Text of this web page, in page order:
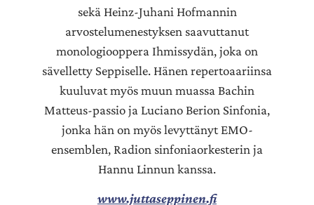
sekä Heinz-Juhani Hofmannin
arvostelumenestyksen saavuttanut
monologiooppera Ihmissydän, joka on
sävelletty Seppiselle. Hänen repertoaariinsa
kuuluvat myös muun muassa Bachin
Matteus-passio ja Luciano Berion Sinfonia,
jonka hän on myös levyttänyt EMO-
ensemblen, Radion sinfoniaorkesterin ja
Hannu Linnun kanssa.
www.juttaseppinen.fi